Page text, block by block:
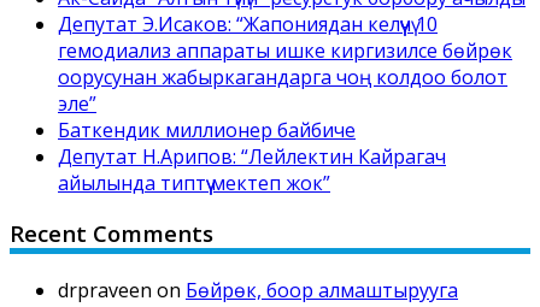
Депутат Э.Исаков: “Жапониядан келүүчү 10
гемодиализ аппараты ишке киргизилсе бөйрөк
оорусунан жабыркагандарга чоң колдоо болот
эле”
Баткендик миллионер байбиче
Депутат Н.Арипов: “Лейлектин Кайрагач
айылында типтүү мектеп жок”
Recent Comments
drpraveen on Бөйрөк, боор алмаштырууга